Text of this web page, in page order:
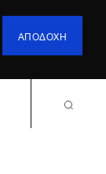
ΑΠΟΔΟΧΗ